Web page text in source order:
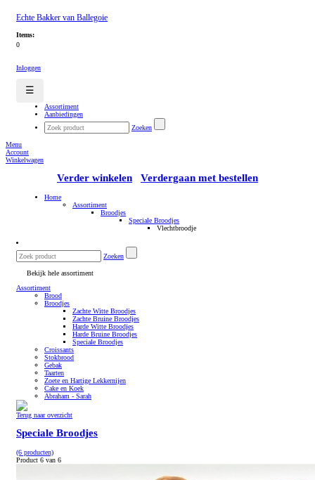
Echte Bakker van Ballegoie
Items:
0
Inloggen
☰
Assortiment
Aanbiedingen
Zoeken
Menu
Account
Winkelwagen
Verder winkelen Verdergaan met bestellen
Home
Assortiment
Broodjes
Speciale Broodjes
Vlechtbroodje
Zoeken
Bekijk hele assortiment
Assortiment
Brood
Broodjes
Zachte Witte Broodjes
Zachte Bruine Broodjes
Harde Witte Broodjes
Harde Bruine Broodjes
Speciale Broodjes
Croissants
Stokbrood
Gebak
Taarten
Zoete en Hartige Lekkernijen
Cake en Koek
Abraham - Sarah
Terug naar overzicht
Speciale Broodjes
(6 producten)
Product 6 van 6